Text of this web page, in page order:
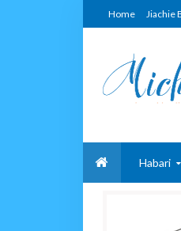
Home Jiachie
Habari